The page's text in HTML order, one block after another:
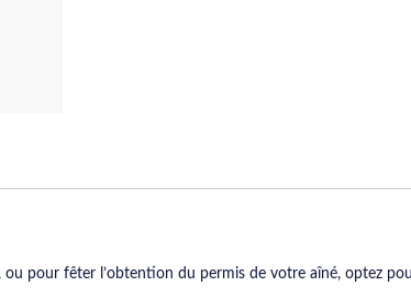
pour fêter l’obtention du permis de votre aîné, optez